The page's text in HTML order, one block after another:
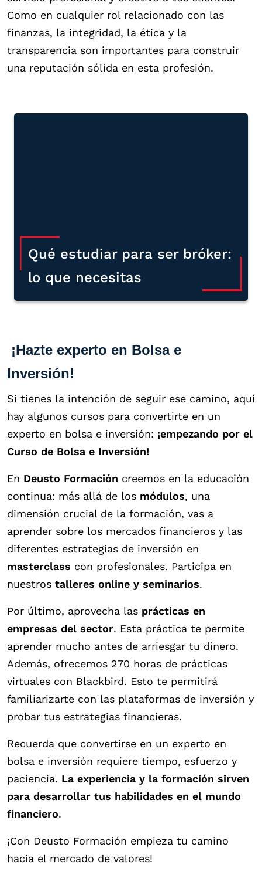
Como en cualquier rol relacionado con las
finanzas, la integridad, la ética y la
transparencia son importantes para construir
una reputación sólida en esta profesión.
Qué estudiar para ser bróker:
lo que necesitas
¡Hazte experto en Bolsa e
Inversión!
Si tienes la intención de seguir ese camino, aquí
hay algunos cursos para convertirte en un
experto en bolsa e inversión: ¡empezando por el
Curso de Bolsa e Inversión!
En Deusto Formación creemos en la educación
continua: más allá de los módulos, una
dimensión crucial de la formación, vas a
aprender sobre los mercados financieros y las
diferentes estrategias de inversión en
masterclass con profesionales. Participa en
nuestros talleres online y seminarios.
Por último, aprovecha las prácticas en
empresas del sector. Esta práctica te permite
aprender mucho antes de arriesgar tu dinero.
Además, ofrecemos 270 horas de prácticas
virtuales con Blackbird. Esto te permitirá
familiarizarte con las plataformas de inversión y
probar tus estrategias financieras.
Recuerda que convertirse en un experto en
bolsa e inversión requiere tiempo, esfuerzo y
paciencia. La experiencia y la formación sirven
para desarrollar tus habilidades en el mundo
financiero.
¡Con Deusto Formación empieza tu camino
hacia el mercado de valores!